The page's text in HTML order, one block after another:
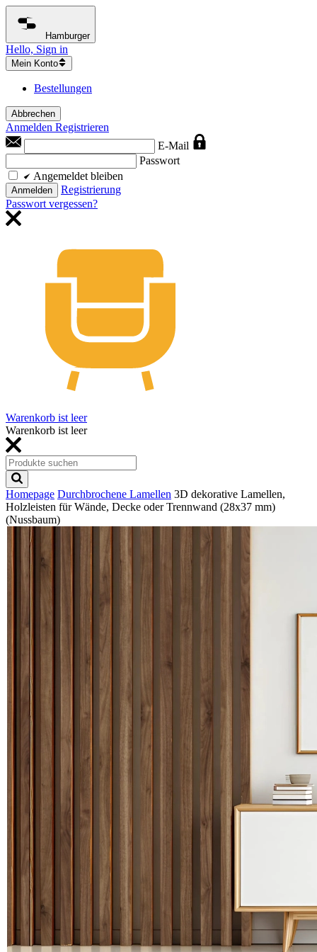
Hamburger
Hello, Sign in
Mein Konto
Bestellungen
Abbrechen
Anmelden Registrieren
E-Mail
Passwort
Angemeldet bleiben
Anmelden
Registrierung
Passwort vergessen?
Warenkorb ist leer
Warenkorb ist leer
Homepage Durchbrochene Lamellen 3D dekorative Lamellen,
Holzleisten für Wände, Decke oder Trennwand (28x37 mm)
(Nussbaum)